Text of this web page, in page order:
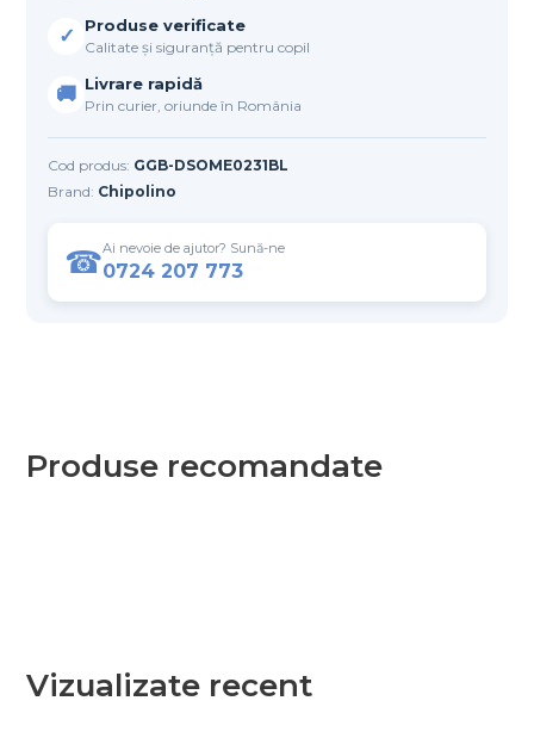
✓ Produse verificate
Calitate și siguranță pentru copil
🚚 Livrare rapidă
Prin curier, oriunde în România
Cod produs: GGB-DSOME0231BL
Brand: Chipolino
☎Ai nevoie de ajutor? Sună-ne
0724 207 773
Produse recomandate
Vizualizate recent